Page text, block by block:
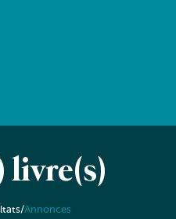
livre(s)
/Annonces